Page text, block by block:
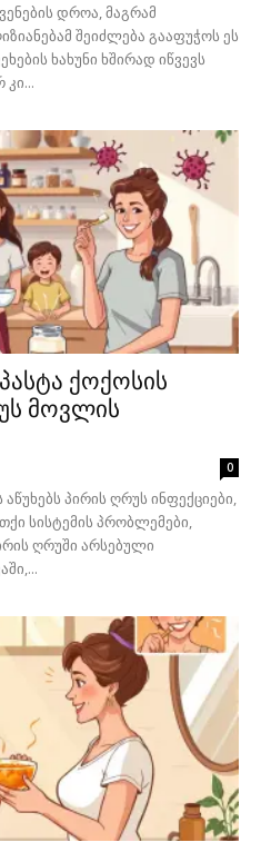
დროა, მაგრამ
შეიძლება გააფუჭოს ეს
ხახუნი ხშირად იწვევს
ქოქოსის
მოვლის
0
პირის ღრუს ინფექციები,
სისტემის პრობლემები,
ღრუში არსებული